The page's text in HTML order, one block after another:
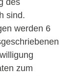
des
sind.
werden 6
zum